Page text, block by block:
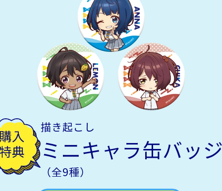
描き起こし
ミニキャラ缶バッ
（全9種）